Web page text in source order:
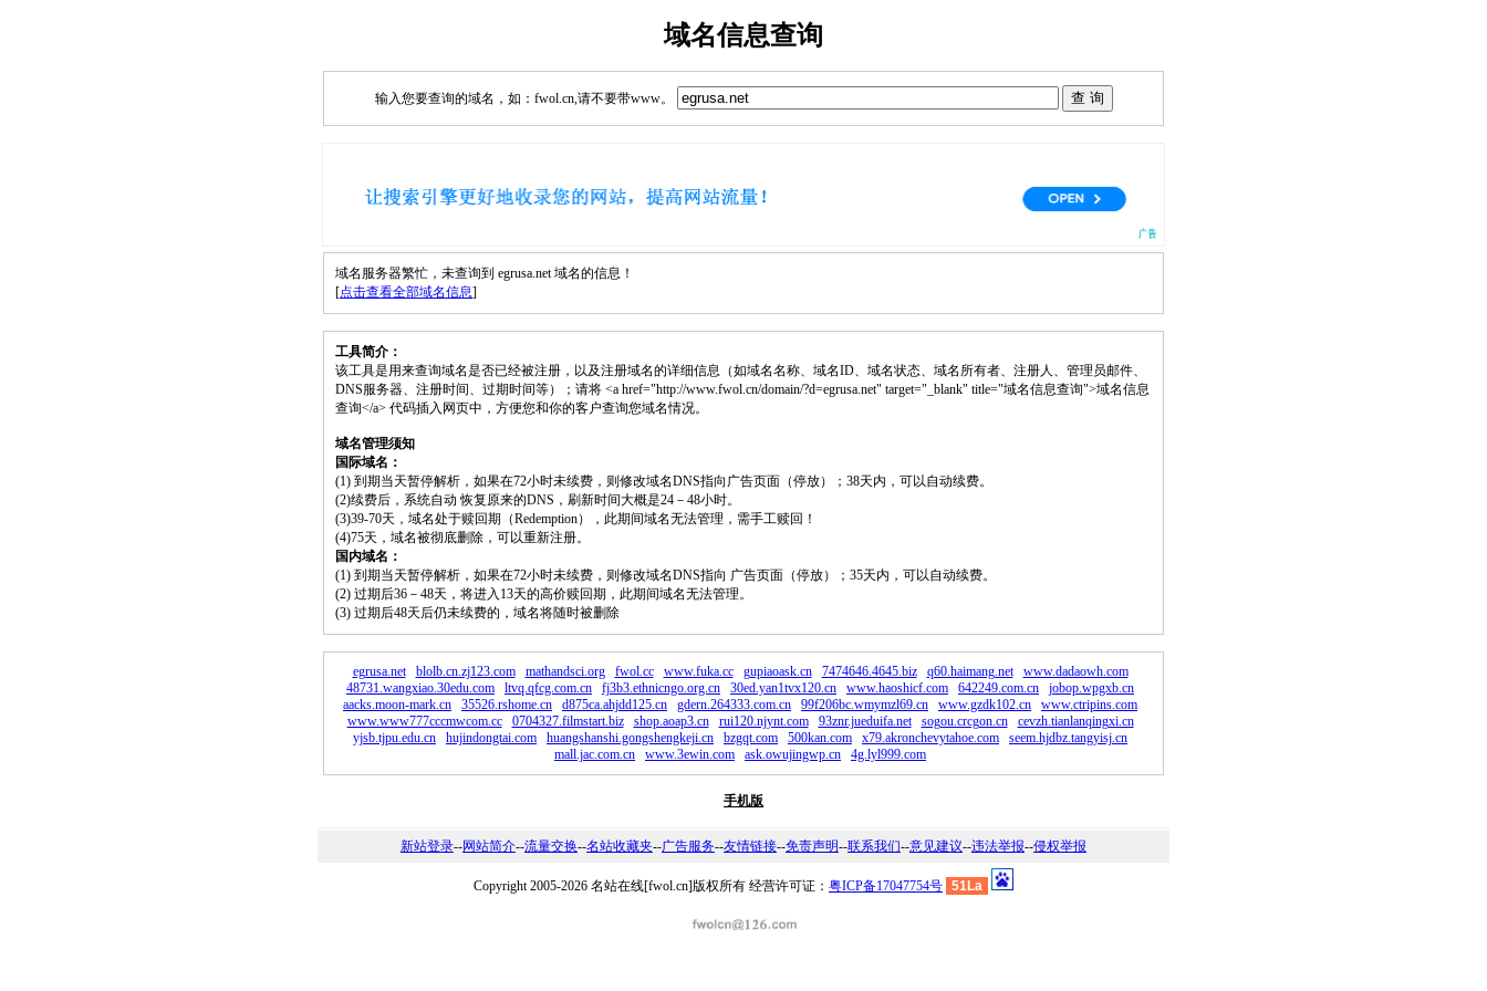
域名信息查询
输入您要查询的域名，如：fwol.cn,请不要带www。
域名服务器繁忙，未查询到 egrusa.net 域名的信息！
[点击查看全部域名信息]
工具简介：
该工具是用来查询域名是否已经被注册，以及注册域名的详细信息（如域名名称、域名ID、域名状态、域名所有者、注册人、管理员邮件、
DNS服务器、注册时间、过期时间等）；请将 <a href="http://www.fwol.cn/domain/?d=egrusa.net" target="_blank" title="域名信息查询">域名信息
查询</a> 代码插入网页中，方便您和你的客户查询您域名情况。
域名管理须知
国际域名：
(1) 到期当天暂停解析，如果在72小时未续费，则修改域名DNS指向广告页面（停放）；38天内，可以自动续费。
(2)续费后，系统自动 恢复原来的DNS，刷新时间大概是24－48小时。
(3)39-70天，域名处于赎回期（Redemption），此期间域名无法管理，需手工赎回！
(4)75天，域名被彻底删除，可以重新注册。
国内域名：
(1) 到期当天暂停解析，如果在72小时未续费，则修改域名DNS指向 广告页面（停放）；35天内，可以自动续费。
(2) 过期后36－48天，将进入13天的高价赎回期，此期间域名无法管理。
(3) 过期后48天后仍未续费的，域名将随时被删除
egrusa.net blolb.cn.zj123.com mathandsci.org fwol.cc www.fuka.cc gupiaoask.cn 7474646.4645.biz q60.haimang.net
www.dadaowh.com
48731.wangxiao.30edu.com
ltvq.qfcg.com.cn fj3b3.ethnicngo.org.cn 30ed.yan1tvx120.cn www.haoshicf.com 642249.com.cn
jobop.wpgxb.cn
aacks.moon-mark.cn
35526.rshome.cn d875ca.ahjdd125.cn gdern.264333.com.cn 99f206bc.wmymzl69.cn www.gzdk102.cn
www.ctripins.com
www.www777cccmwcom.cc
0704327.filmstart.biz shop.aoap3.cn rui120.njynt.com 93znr.jueduifa.net sogou.crcgon.cn
cevzh.tianlanqingxi.cn
yjsb.tjpu.edu.cn
hujindongtai.com huangshanshi.gongshengkeji.cn bzgqt.com 500kan.com x79.akronchevytahoe.com
seem.hjdbz.tangyisj.cn
mall.jac.com.cn
www.3ewin.com ask.owujingwp.cn 4g.lyl999.com
手机版
新站登录--网站简介--流量交换--名站收藏夹--广告服务--友情链接--免责声明--联系我们--意见建议--违法举报--侵权举报
Copyright 2005-2026 名站在线[fwol.cn]版权所有 经营许可证： 粤ICP备17047754号 51La